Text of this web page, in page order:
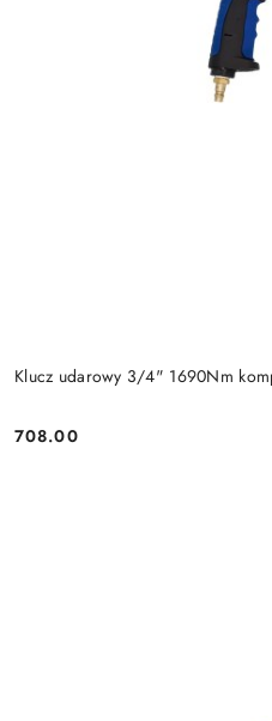
Klucz udarowy 3/4" 1690Nm
Cena:
708.00